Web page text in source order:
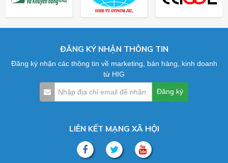
ĐĂNG KÝ NHẬN THÔNG TIN
Đăng ký nhận các thông tin về marketing, bán hàng, kinh doanh
từ HIG
LIÊN KẾT MẠNG XÃ HỘI